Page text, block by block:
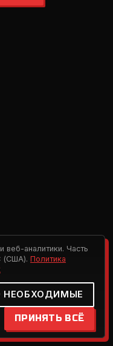
веб-аналитики. Часть
(США). Политика
НЕОБХОДИМЫЕ
ПРИНЯТЬ ВСЁ